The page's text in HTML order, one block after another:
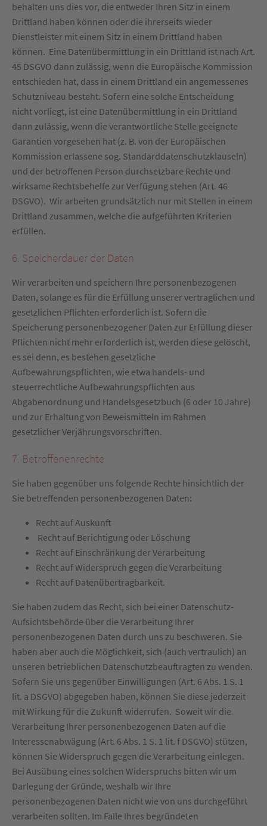
behalten uns dies vor, die entweder Ihren Sitz in einem
Drittland haben können oder die ihrerseits wieder
Dienstleister mit einem Sitz in einem Drittland haben
können. Eine Datenübermittlung in ein Drittland ist nach Art.
45 DSGVO dann zulässig, wenn die Europäische Kommission
entschieden hat, dass in einem Drittland ein angemessenes
Schutzniveau besteht. Sofern eine solche Entscheidung
nicht vorliegt, ist eine Datenübermittlung in ein Drittland
dann zulässig, wenn die verantwortliche Stelle geeignete
Garantien vorgesehen hat (z. B. von der Europäischen
Kommission erlassene sog. Standarddatenschutzklauseln)
und der betroffenen Person durchsetzbare Rechte und
wirksame Rechtsbehelfe zur Verfügung stehen (Art. 46
DSGVO). Wir arbeiten grundsätzlich nur mit Stellen in einem
Drittland zusammen, welche die aufgeführten Kriterien
erfüllen.
6. Speicherdauer der Daten
Wir verarbeiten und speichern Ihre personenbezogenen
Daten, solange es für die Erfüllung unserer vertraglichen und
gesetzlichen Pflichten erforderlich ist. Sofern die
Speicherung personenbezogener Daten zur Erfüllung dieser
Pflichten nicht mehr erforderlich ist, werden diese gelöscht,
es sei denn, es bestehen gesetzliche
Aufbewahrungspflichten, wie etwa handels- und
steuerrechtliche Aufbewahrungspflichten aus
Abgabenordnung und Handelsgesetzbuch (6 oder 10 Jahre)
und zur Erhaltung von Beweismitteln im Rahmen
gesetzlicher Verjährungsvorschriften.
7. Betroffenenrechte
Sie haben gegenüber uns folgende Rechte hinsichtlich der
Sie betreffenden personenbezogenen Daten:
Recht auf Auskunft
Recht auf Berichtigung oder Löschung
Recht auf Einschränkung der Verarbeitung
Recht auf Widerspruch gegen die Verarbeitung
Recht auf Datenübertragbarkeit.
Sie haben zudem das Recht, sich bei einer Datenschutz-
Aufsichtsbehörde über die Verarbeitung Ihrer
personenbezogenen Daten durch uns zu beschweren. Sie
haben aber auch die Möglichkeit, sich (auch vertraulich) an
unseren betrieblichen Datenschutzbeauftragten zu wenden.
Sofern Sie uns gegenüber Einwilligungen (Art. 6 Abs. 1 S. 1
lit. a DSGVO) abgegeben haben, können Sie diese jederzeit
mit Wirkung für die Zukunft widerrufen. Soweit wir die
Verarbeitung Ihrer personenbezogenen Daten auf die
Interessenabwägung (Art. 6 Abs. 1 S. 1 lit. f DSGVO) stützen,
können Sie Widerspruch gegen die Verarbeitung einlegen.
Bei Ausübung eines solchen Widerspruchs bitten wir um
Darlegung der Gründe, weshalb wir Ihre
personenbezogenen Daten nicht wie von uns durchgeführt
verarbeiten sollten. Im Falle Ihres begründeten